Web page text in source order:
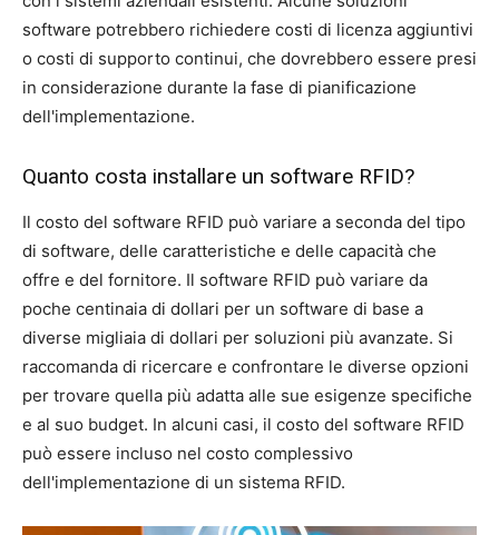
software potrebbero richiedere costi di licenza aggiuntivi
o costi di supporto continui, che dovrebbero essere presi
in considerazione durante la fase di pianificazione
dell'implementazione.
Quanto costa installare un software RFID?
Il costo del software RFID può variare a seconda del tipo
di software, delle caratteristiche e delle capacità che
offre e del fornitore. Il software RFID può variare da
poche centinaia di dollari per un software di base a
diverse migliaia di dollari per soluzioni più avanzate. Si
raccomanda di ricercare e confrontare le diverse opzioni
per trovare quella più adatta alle sue esigenze specifiche
e al suo budget. In alcuni casi, il costo del software RFID
può essere incluso nel costo complessivo
dell'implementazione di un sistema RFID.